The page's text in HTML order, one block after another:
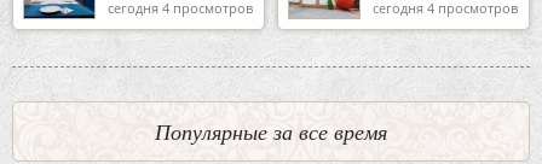
сегодня 4 просмотров сегодня 4 просмотров
Популярные за все время